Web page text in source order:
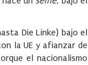
Die Linke) bajo el
la UE y afianzar de
el nacionalismo